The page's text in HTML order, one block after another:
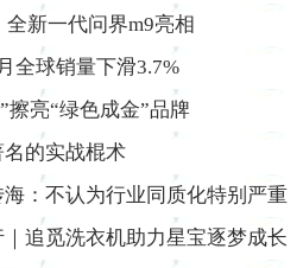
新一代问界m9亮相
全球销量下滑3.7%
擦亮“绿色成金”品牌
的实战棍术
：不认为行业同质化特别严重
追觅洗衣机助力星宝逐梦成长